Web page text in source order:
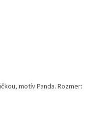
motív Panda. Rozmer: